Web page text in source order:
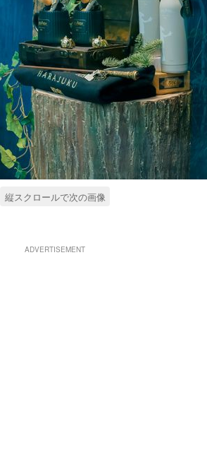
縦スクロールで次の画像
ADVERTISEMENT